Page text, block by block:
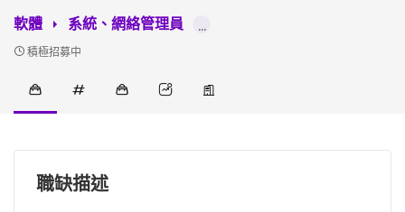
軟體 系統、網絡管理員 ...
積極招募中
職缺描述